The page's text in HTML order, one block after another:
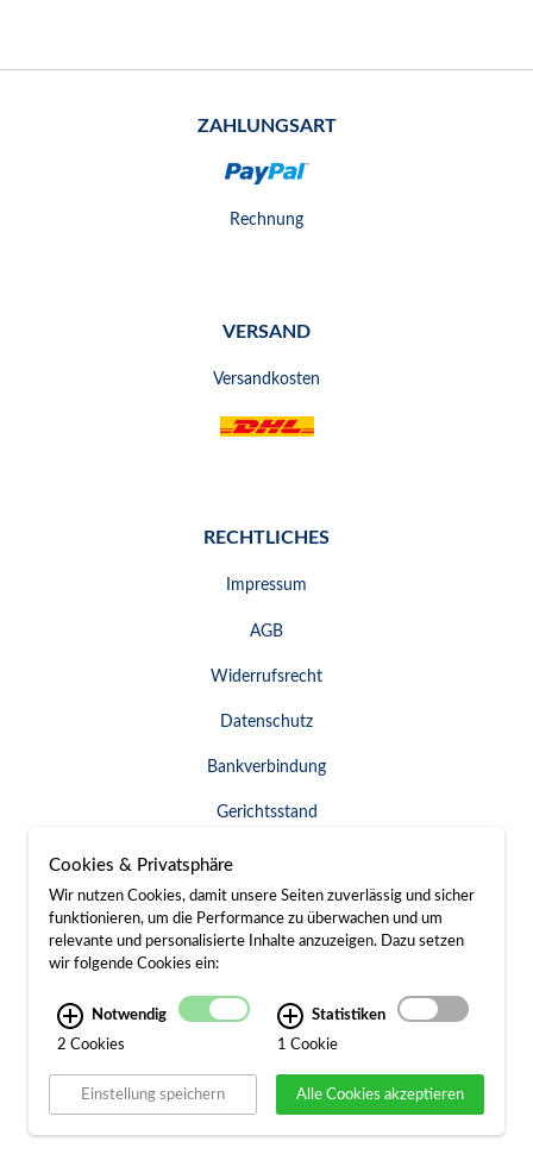
ZAHLUNGSART
Rechnung
VERSAND
Versandkosten
RECHTLICHES
Impressum
AGB
Widerrufsrecht
Datenschutz
Bankverbindung
Gerichtsstand
Widerruf erklären
SERVICE & KONTAKT
Besuch / Anfahrt
Kontakt
Cookies & Privatsphäre
Wir nutzen Cookies, damit unsere Seiten zuverlässig und sicher
funktionieren, um die Performance zu überwachen und um
relevante und personalisierte Inhalte anzuzeigen. Dazu setzen
wir folgende Cookies ein:
Notwendig
2 Cookies
Statistiken
1 Cookie
Einstellung speichern Alle Cookies akzeptieren